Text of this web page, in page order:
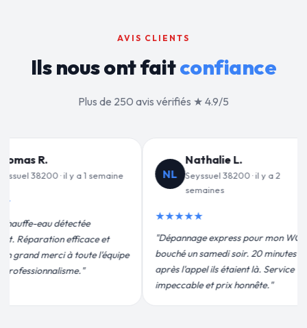
AVIS CLIENTS
Ils nous ont faitconfiance
Plus de 250 avis vérifiés ★ 4.9/5
L.
38200 · il y a 2
pour mon WC
soir. 20 minutes
là. Service
Jean-François C.
Seyssuel 38200 · il y a 3
semaines
★★★★★
"Remplacement de mon chauffe-eau en
moins de 2h. Équipe très pro, devis
conforme, chantier propre. Je
recommande vivement."